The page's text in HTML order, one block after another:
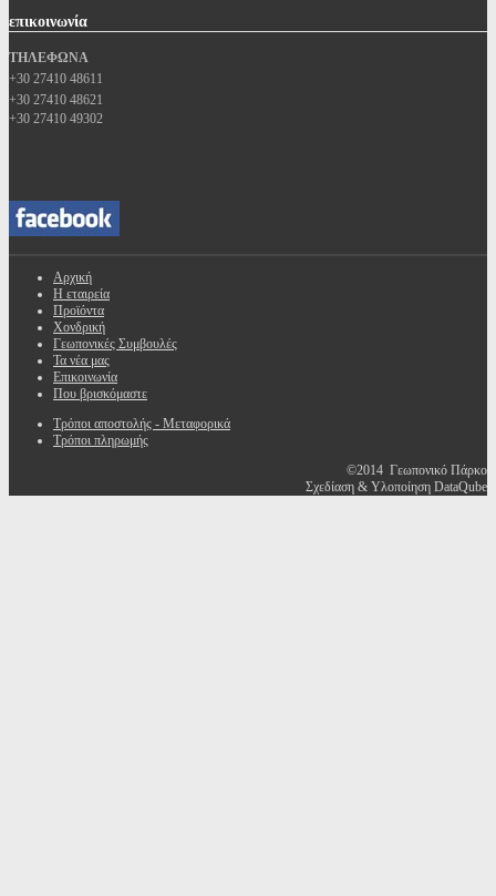
επικοινωνία
ΤΗΛΕΦΩΝΑ
+30 27410 48611
+30 27410 48621
+30 27410 49302
Αρχική
Η εταιρεία
Προϊόντα
Χονδρική
Γεωπονικές Συμβουλές
Τα νέα μας
Επικοινωνία
Που βρισκόμαστε
Τρόποι αποστολής - Μεταφορικά
Τρόποι πληρωμής
©2014 Γεωπονικό Πάρκο
Σχεδίαση & Υλοποίηση DataQube